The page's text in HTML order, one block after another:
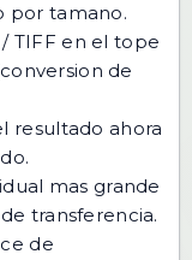
por tamano.
/ TIFF en el tope
de
resultado ahora
mas grande
transferencia.
de